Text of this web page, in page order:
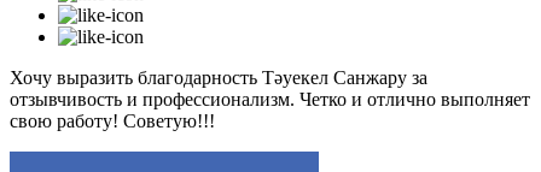
Хочу выразить благодарность Тәуекел Санжару за
отзывчивость и профессионализм. Четко и отлично выполняет
свою работу! Советую!!!